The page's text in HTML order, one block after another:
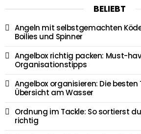
BELIEBT
Angeln mit selbstgemachten
Boilies und Spinner
Angelbox richtig packen: Must-
Organisationstipps
Angelbox organisieren: Die besten
Übersicht am Wasser
Ordnung im Tackle: So sortierst
richtig